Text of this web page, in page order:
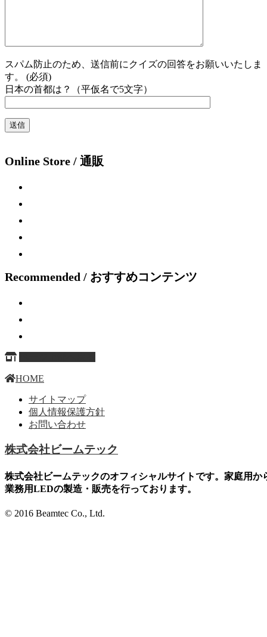
スパム防止のため、送信前にクイズの回答をお願いいたしま
す。 (必須)
日本の首都は？（平仮名で5文字）
Online Store / 通販
Recommended / おすすめコンテンツ
HOME
サイトマップ
個人情報保護方針
お問い合わせ
株式会社ビームテック
株式会社ビームテックのオフィシャルサイトです。家庭用か
業務用LEDの製造・販売を行っております。
© 2016 Beamtec Co., Ltd.